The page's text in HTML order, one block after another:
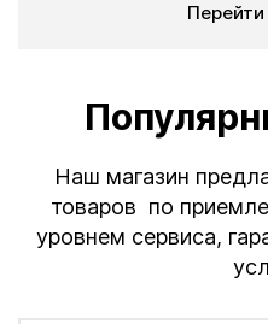
Перейти
Наш магазин
товаров по
уровнем сервиса,